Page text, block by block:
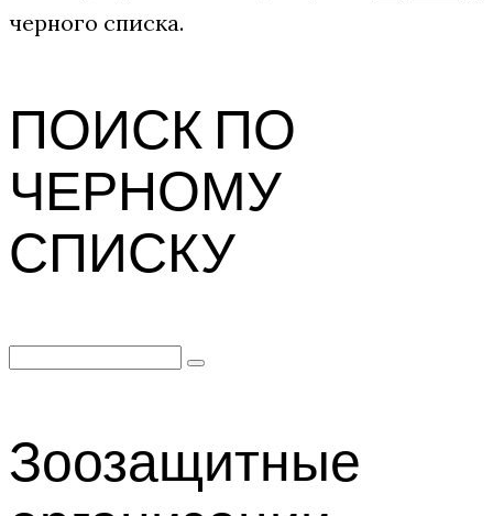
черного списка.
ПОИСК ПО
ЧЕРНОМУ
СПИСКУ
Search
Зоозащитные